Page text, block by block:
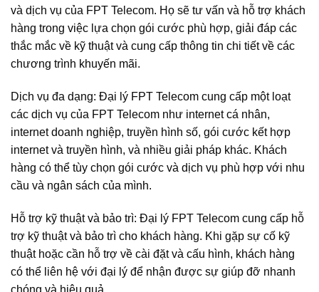
và dịch vụ của FPT Telecom. Họ sẽ tư vấn và hỗ trợ khách
hàng trong việc lựa chọn gói cước phù hợp, giải đáp các
thắc mắc về kỹ thuật và cung cấp thông tin chi tiết về các
chương trình khuyến mãi.
Dịch vụ đa dạng: Đại lý FPT Telecom cung cấp một loạt
các dịch vụ của FPT Telecom như internet cá nhân,
internet doanh nghiệp, truyền hình số, gói cước kết hợp
internet và truyền hình, và nhiều giải pháp khác. Khách
hàng có thể tùy chọn gói cước và dịch vụ phù hợp với nhu
cầu và ngân sách của mình.
Hỗ trợ kỹ thuật và bảo trì: Đại lý FPT Telecom cung cấp hỗ
trợ kỹ thuật và bảo trì cho khách hàng. Khi gặp sự cố kỹ
thuật hoặc cần hỗ trợ về cài đặt và cấu hình, khách hàng
có thể liên hệ với đại lý để nhận được sự giúp đỡ nhanh
chóng và hiệu quả.